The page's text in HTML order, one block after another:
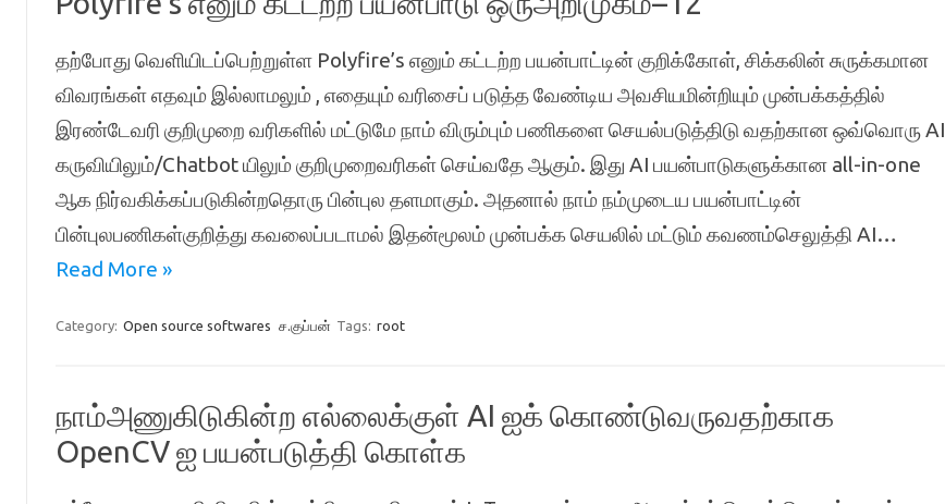
தற்போது வெளியிடப்பெற்றுள்ள Polyfire’s எனும் கட்டற்ற பயன்பாட்டின் குறிக்கோள், சிக்கலின் சுருக்கமான
விவரங்கள் எதவும் இல்லாமலும் , எதையும் வரிசைப் படுத்த வேண்டிய அவசியமின்றியும் முன்பக்கத்தில்
இரண்டேவரி குறிமுறை வரிகளில் மட்டுமே நாம் விரும்பும் பணிகளை செயல்படுத்திடு வதற்கான ஒவ்வொரு AI
கருவியிலும்/Chatbot யிலும் குறிமுறைவரிகள் செய்வதே ஆகும். இது AI பயன்பாடுகளுக்கான all-in-one
ஆக நிர்வகிக்கப்படுகின்றதொரு பின்புல தளமாகும். அதனால் நாம் நம்முடைய பயன்பாட்டின்
பின்புலபணிகள்குறித்து கவலைப்படாமல் இதன்மூலம் முன்பக்க செயலில் மட்டும் கவணம்செலுத்தி AI…
Read More »
Category: Open source softwares ச.குப்பன் Tags: root
நாம்அணுகிடுகின்ற எல்லைக்குள் AI ஐக் கொண்டுவருவதற்காக
OpenCV ஐ பயன்படுத்தி கொள்க